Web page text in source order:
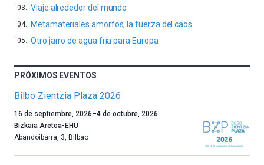
Viaje alrededor del mundo
Metamateriales amorfos, la fuerza del caos
Otro jarro de agua fría para Europa
PRÓXIMOS EVENTOS
Bilbo Zientzia Plaza 2026
Un
año
más,
16 de septiembre, 2026–4 de octubre, 2026
Bizkaia Aretoa-EHU
Abandoibarra, 3 Bilbao